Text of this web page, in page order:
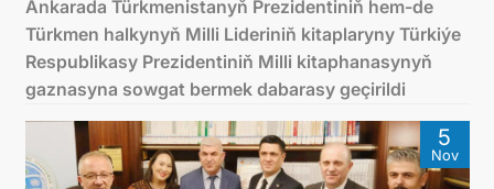
SCHEDULE AN APPOINTMENT
Ankarada Türkmenistanyň Prezidentiniň hem-de
Türkmen halkynyň Milli Lideriniň kitaplaryny Türkiýe
Respublikasy Prezidentiniň Milli kitaphanasynyň
gaznasyna sowgat bermek dabarasy geçirildi
5
Nov